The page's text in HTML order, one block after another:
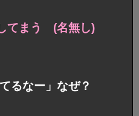
てまう (名無し)
るなー」なぜ？